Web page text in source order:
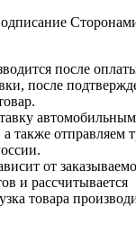
после
после
также отправляем
от
и рассчитывается
товара